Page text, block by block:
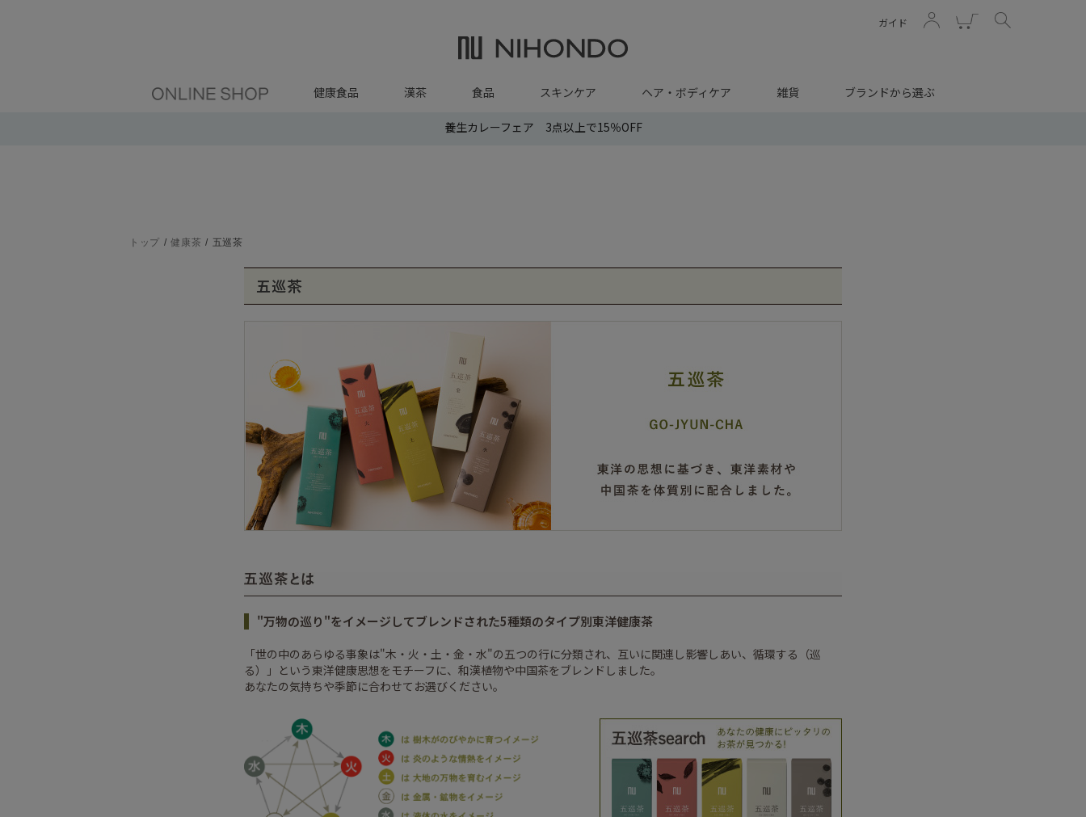
ガイド
健康食品 漢茶 食品 スキンケア ヘア・ボディケア 雑貨 ブランドから選ぶ
養生カレーフェア 3点以上で15％OFF
トップ 健康茶 五巡茶
五巡茶
"万物の巡り"をイメージしてブレンドされた5種類のタイプ別東洋健康茶
「世の中のあらゆる事象は"木・火・土・金・水"の五つの行に分類され、互いに関連し影響しあい、循環する（巡
る）」という東洋健康思想をモチーフに、和漢植物や中国茶をブレンドしました。
あなたの気持ちや季節に合わせてお選びください。